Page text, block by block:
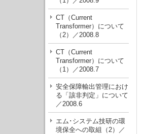
CT（Current
Transformer）について
（2）／2008.8
CT（Current
Transformer）について
（1）／2008.7
安全保障輸出管理におけ
る「該非判定」について
／2008.6
エム･システム技研の環
境保全への取組（2）／